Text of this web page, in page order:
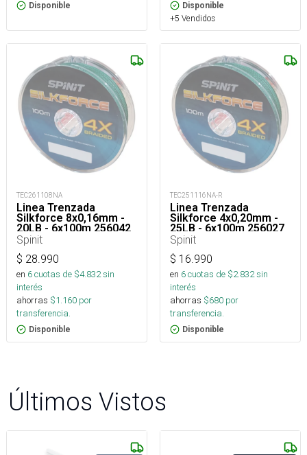
Disponible Disponible
+5 Vendidos
TEC261108NA
Linea Trenzada
Silkforce 8x0,16mm -
20LB - 6x100m 256042
Spinit
$ 28.990
en 6cuotas de $4.832sin
interés
ahorras $1.160 por
transferencia.
Disponible
TEC251116NA-R
Linea Trenzada
Silkforce 4x0,20mm -
25LB - 6x100m 256027
Spinit
$ 16.990
en 6cuotas de $2.832sin
interés
ahorras $680 por
transferencia.
Disponible
Últimos Vistos